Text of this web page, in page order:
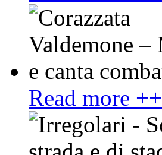
Read more ++